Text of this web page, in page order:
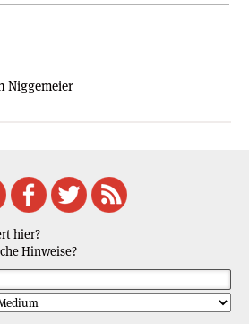
Niggemeier
hier?
Hinweise?